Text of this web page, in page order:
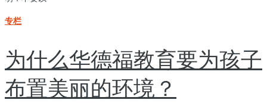
专栏
为什么华德福教育要为孩子
布置美丽的环境？